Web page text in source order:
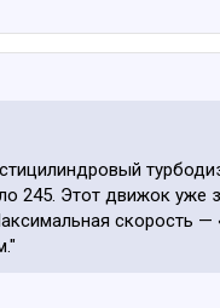
Этот движок уже
скорость